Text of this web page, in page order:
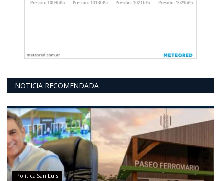
NOTICIA RECOMENDADA
Política San Luis